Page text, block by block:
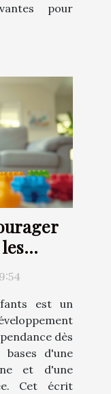
pour
est un
dès
d'une
et d'une
Cet écrit